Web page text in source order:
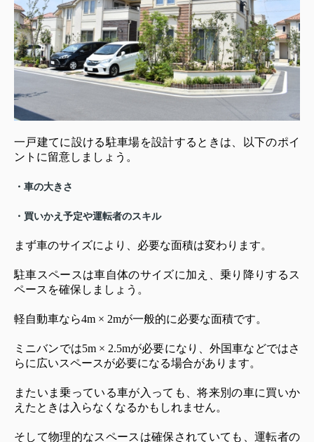
一戸建てに設ける駐車場を設計するときは、以下のポイ
ントに留意しましょう。
・車の大きさ
・買いかえ予定や運転者のスキル
まず車のサイズにより、必要な面積は変わります。
駐車スペースは車自体のサイズに加え、乗り降りするス
ペースを確保しましょう。
軽自動車なら4m × 2mが一般的に必要な面積です。
ミニバンでは5m × 2.5mが必要になり、外国車などではさ
らに広いスペースが必要になる場合があります。
またいま乗っている車が入っても、将来別の車に買いか
えたときは入らなくなるかもしれません。
そして物理的なスペースは確保されていても、運転者の